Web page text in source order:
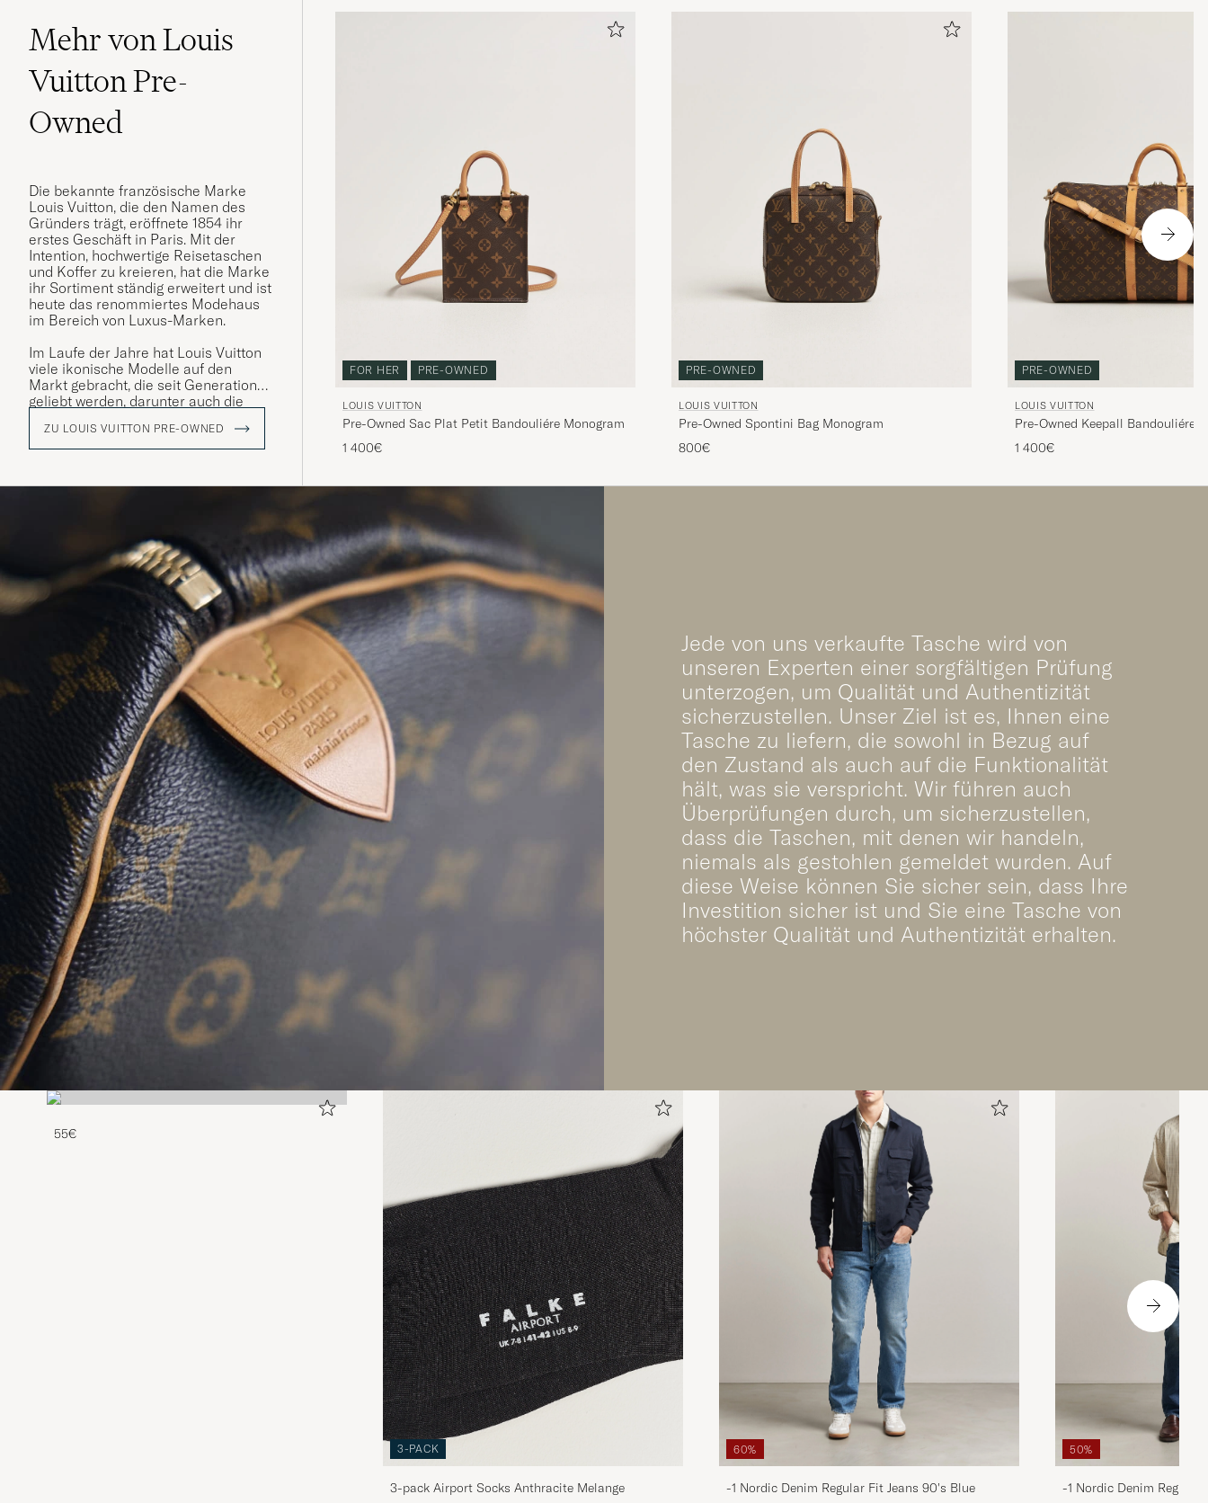
Mehr von Louis
Vuitton Pre-
Owned
Die bekannte französische Marke
Louis Vuitton, die den Namen des
Gründers trägt, eröffnete 1854 ihr
erstes Geschäft in Paris. Mit der
Intention, hochwertige Reisetaschen
und Koffer zu kreieren, hat die Marke
ihr Sortiment ständig erweitert und ist
heute das renommiertes Modehaus
im Bereich von Luxus-Marken.
Im Laufe der Jahre hat Louis Vuitton
viele ikonische Modelle auf den
Markt gebracht, die seit Generationen
geliebt werden, darunter auch die
sich in einer bunten Palette
verschiedener Designs aber vor
Monogramm, das einen großen
ZU LOUIS VUITTON PRE-OWNED
FOR HER PRE-OWNED
LOUIS VUITTON
Pre-Owned Sac Plat Petit Bandouliére Monogram
1 400€
PRE-OWNED
LOUIS VUITTON
Pre-Owned Spontini Bag Monogram
800€
PRE-OWNED
LOUIS VUITTON
Pre-Owned Keepall Bandouliére
1 400€
Jede von uns verkaufte Tasche wird von
unseren Experten einer sorgfältigen Prüfung
unterzogen, um Qualität und Authentizität
sicherzustellen. Unser Ziel ist es, Ihnen eine
Tasche zu liefern, die sowohl in Bezug auf
den Zustand als auch auf die Funktionalität
hält, was sie verspricht. Wir führen auch
Überprüfungen durch, um sicherzustellen,
dass die Taschen, mit denen wir handeln,
niemals als gestohlen gemeldet wurden. Auf
diese Weise können Sie sicher sein, dass Ihre
Investition sicher ist und Sie eine Tasche von
höchster Qualität und Authentizität erhalten.
55€
3-PACK
3-pack Airport Socks Anthracite Melange
60%
-1 Nordic Denim Regular Fit Jeans 90's Blue
50%
-1 Nordic Denim Regular